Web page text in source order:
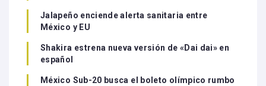
Jalapeño enciende alerta sanitaria entre
México y EU
Shakira estrena nueva versión de «Dai dai» en
español
México Sub-20 busca el boleto olímpico rumbo